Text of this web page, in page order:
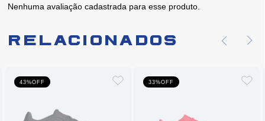
Nenhuma avaliação cadastrada para esse produto.
Relacionados
43%OFF 33%OFF